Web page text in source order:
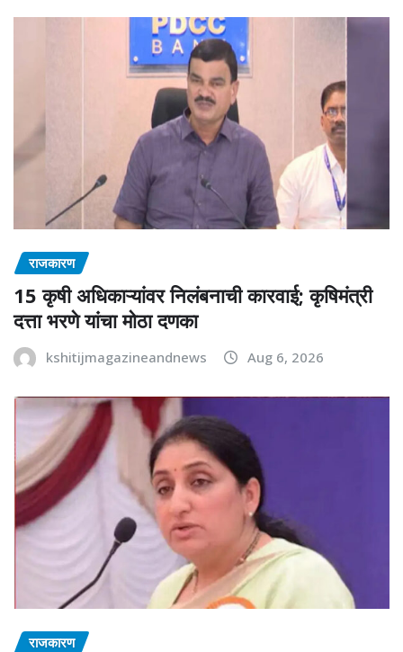
राजकारण
15 कृषी अधिकाऱ्यांवर निलंबनाची कारवाई; कृषिमंत्री
दत्ता भरणे यांचा मोठा दणका
kshitijmagazineandnews Aug 6, 2026
राजकारण